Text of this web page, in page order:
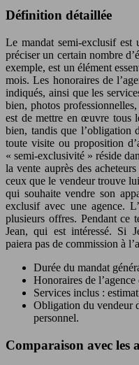
Définition détaillée
Le mandat semi-exclusif
préciser un certain nombre
exemple, est un élément
mois. Les honoraires de
indiqués, ainsi que les
bien, photos
est de mettre en œuvre tous
bien, tandis que l’obligation
toute visite ou proposition
« semi-exclusivité » réside
la vente auprès des
ceux que le vendeur trouve
qui souhaite vendre son
exclusif avec une agence.
plusieurs offres. Pendant ce
Jean, qui est intéressé. Si
paiera pas de commission à
Durée du mandat
Honoraires de
Services inclus :
Obligation du vendeur
personnel.
Comparaison avec les